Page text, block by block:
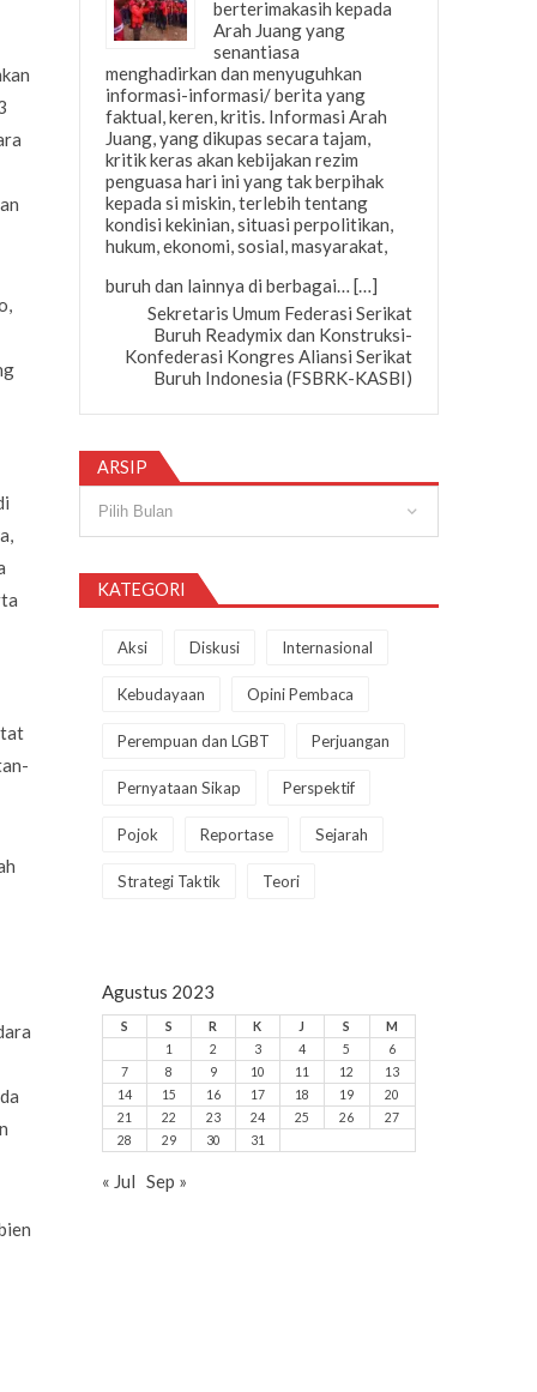
berterimakasih kepada
Arah Juang yang
senantiasa
menghadirkan dan menyuguhkan
informasi-informasi/ berita yang
faktual, keren, kritis. Informasi Arah
Juang, yang dikupas secara tajam,
kritik keras akan kebijakan rezim
penguasa hari ini yang tak berpihak
kepada si miskin, terlebih tentang
kondisi kekinian, situasi perpolitikan,
hukum, ekonomi, sosial, masyarakat,
buruh dan lainnya di berbagai… […]
Sekretaris Umum Federasi Serikat
Buruh Readymix dan Konstruksi-
Konfederasi Kongres Aliansi Serikat
Buruh Indonesia (FSBRK-KASBI)
ARSIP
KATEGORI
Aksi Diskusi Internasional
Kebudayaan Opini Pembaca
Perempuan dan LGBT Perjuangan
Pernyataan Sikap Perspektif
Pojok Reportase Sejarah
Strategi Taktik Teori
Agustus 2023
S S R K J S
M
1
2 3 4 5
6
7
8 9 10 11 12
13
14
15 16 17 18 19
20
21
22 23 24 25 26
27
28
29 30 31
« Jul Sep »